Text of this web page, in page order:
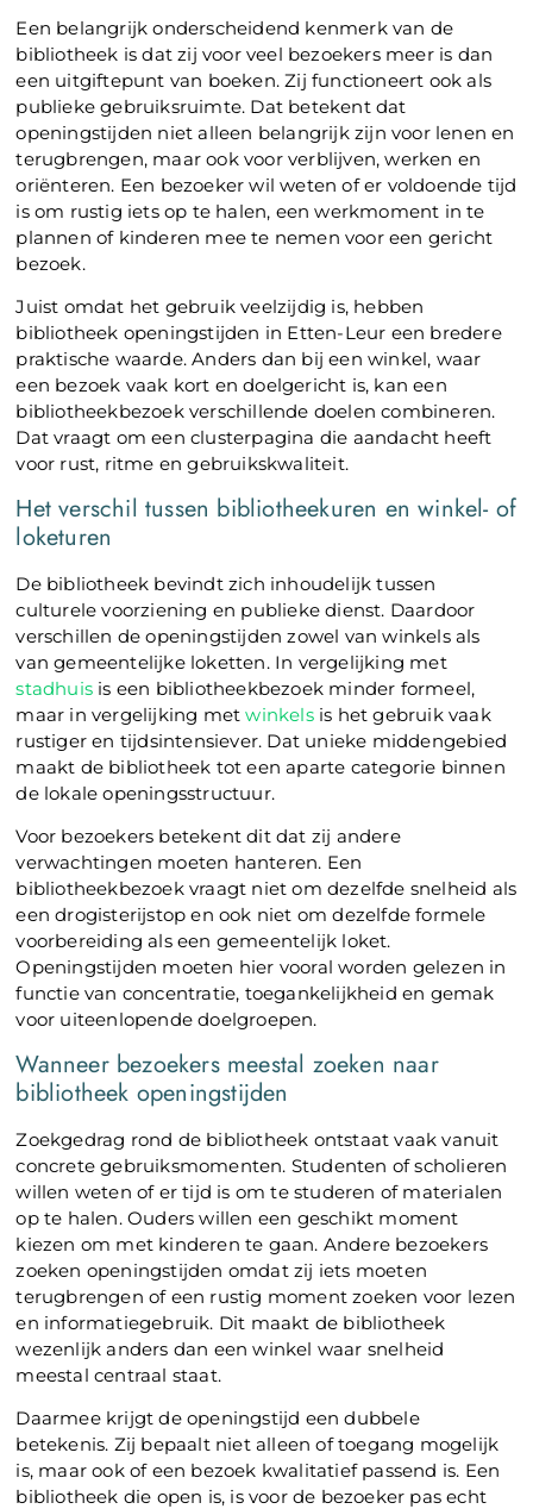
Een belangrijk onderscheidend kenmerk van de
bibliotheek is dat zij voor veel bezoekers meer is dan
een uitgiftepunt van boeken. Zij functioneert ook als
publieke gebruiksruimte. Dat betekent dat
openingstijden niet alleen belangrijk zijn voor lenen en
terugbrengen, maar ook voor verblijven, werken en
oriënteren. Een bezoeker wil weten of er voldoende tijd
is om rustig iets op te halen, een werkmoment in te
plannen of kinderen mee te nemen voor een gericht
bezoek.
Juist omdat het gebruik veelzijdig is, hebben
bibliotheek openingstijden in Etten-Leur een bredere
praktische waarde. Anders dan bij een winkel, waar
een bezoek vaak kort en doelgericht is, kan een
bibliotheekbezoek verschillende doelen combineren.
Dat vraagt om een clusterpagina die aandacht heeft
voor rust, ritme en gebruikskwaliteit.
Het verschil tussen bibliotheekuren en winkel- of
loketuren
De bibliotheek bevindt zich inhoudelijk tussen
culturele voorziening en publieke dienst. Daardoor
verschillen de openingstijden zowel van winkels als
van gemeentelijke loketten. In vergelijking met
stadhuis is een bibliotheekbezoek minder formeel,
maar in vergelijking metwinkelsis het gebruik vaak
rustiger en tijdsintensiever. Dat unieke middengebied
maakt de bibliotheek tot een aparte categorie binnen
de lokale openingsstructuur.
Voor bezoekers betekent dit dat zij andere
verwachtingen moeten hanteren. Een
bibliotheekbezoek vraagt niet om dezelfde snelheid als
een drogisterijstop en ook niet om dezelfde formele
voorbereiding als een gemeentelijk loket.
Openingstijden moeten hier vooral worden gelezen in
functie van concentratie, toegankelijkheid en gemak
voor uiteenlopende doelgroepen.
Wanneer bezoekers meestal zoeken naar
bibliotheek openingstijden
Zoekgedrag rond de bibliotheek ontstaat vaak vanuit
concrete gebruiksmomenten. Studenten of scholieren
willen weten of er tijd is om te studeren of materialen
op te halen. Ouders willen een geschikt moment
kiezen om met kinderen te gaan. Andere bezoekers
zoeken openingstijden omdat zij iets moeten
terugbrengen of een rustig moment zoeken voor lezen
en informatiegebruik. Dit maakt de bibliotheek
wezenlijk anders dan een winkel waar snelheid
meestal centraal staat.
Daarmee krijgt de openingstijd een dubbele
betekenis. Zij bepaalt niet alleen of toegang mogelijk
is, maar ook of een bezoek kwalitatief passend is. Een
bibliotheek die open is, is voor de bezoeker pas echt